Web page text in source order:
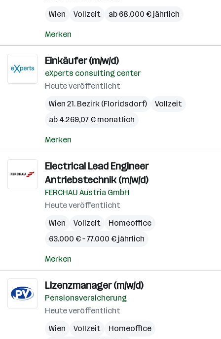
Wien
Vollzeit ab 68.000 € jährlich
Merken
Einkäufer (m/w/d)
eXperts consulting center
Heute veröffentlicht
Wien 21. Bezirk (Floridsdorf)
Vollzeit
ab 4.269,07 € monatlich
Merken
Electrical Lead Engineer
Antriebstechnik (m/w/d)
FERCHAU Austria GmbH
Heute veröffentlicht
Wien
Vollzeit
Homeoffice
63.000 € – 77.000 € jährlich
Merken
Lizenzmanager (m/w/d)
Pensionsversicherung
Heute veröffentlicht
Wien
Vollzeit
Homeoffice